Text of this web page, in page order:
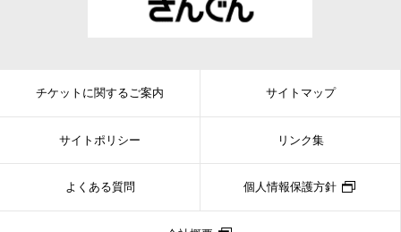
チケットに関するご案内 サイトマップ
サイトポリシー リンク集
よくある質問 個人情報保護方針